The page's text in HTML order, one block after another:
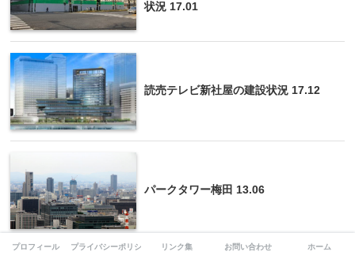
状況 17.01
読売テレビ新社屋の建設状況 17.12
パークタワー梅田 13.06
プロフィール プライバシーポリシー リンク集 お問い合わせ ホーム